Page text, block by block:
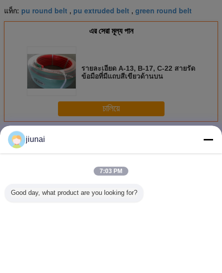
แท็ก: pu round belt , pu extruded belt , green round belt
এর সেরা মূল্য পান
รายละเอียด A-13, B-17, C-22 สายรัด
ข้อมือที่มีแถบสีเขียวด้านบน
চালিয়ে
มากกว่าสายพาน Super Grip
เข็มขัด PVC V
เข็มขัดยึดยึดพอลิอุ
jiunai
7:03 PM
Good day, what product are you looking for?